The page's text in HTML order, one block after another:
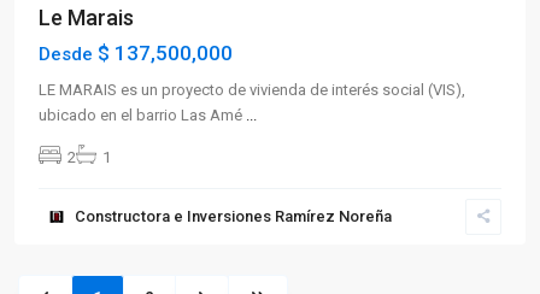
Le Marais
Desde $ 137,500,000
LE MARAIS es un proyecto de vivienda de interés social (VIS),
ubicado en el barrio Las Amé
2 1
Constructora e Inversiones Ramírez Noreña